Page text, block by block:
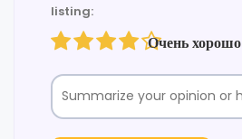
listing:
Очень хорошо